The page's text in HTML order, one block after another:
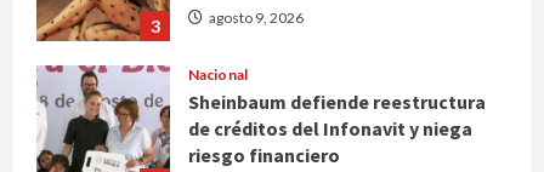
3 agosto 9, 2026
Nacional
Sheinbaum defiende reestructura
de créditos del Infonavit y niega
riesgo financiero